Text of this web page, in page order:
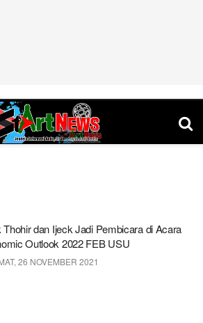
Thohir dan Ijeck Jadi Pembicara di Acara
Outlook 2022 FEB USU
26 NOVEMBER 2021